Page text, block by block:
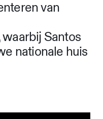
van
Santos
nationale huis